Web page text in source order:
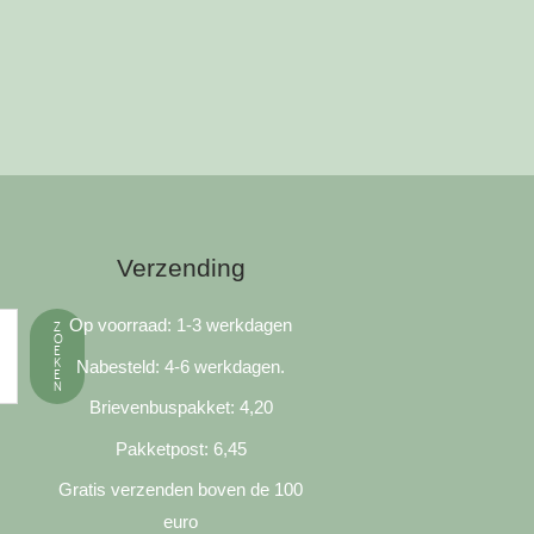
Z
O
E
K
E
N
Verzending
Op voorraad: 1-3 werkdagen
Nabesteld: 4-6 werkdagen.
Brievenbuspakket: 4,20
Pakketpost: 6,45
Gratis verzenden boven de 100
euro